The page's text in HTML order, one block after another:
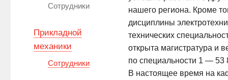
нашего региона. Кроме
дисциплины
технических
открыта магистратура и
по специальности 1 — 53
В настоящее время на
Сотрудники
Прикладной
механики
Сотрудники